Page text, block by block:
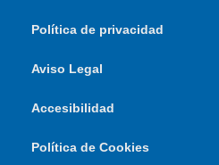
Política de privacidad
Aviso Legal
Accesibilidad
Política de Cookies